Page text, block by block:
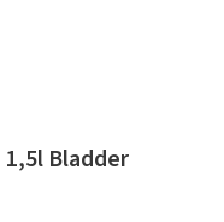
1,5l Bladder